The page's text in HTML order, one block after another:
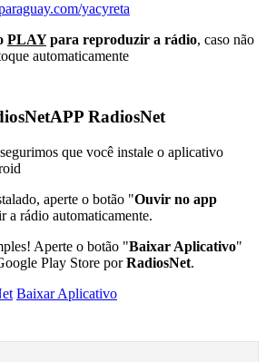
yacyreta
PLAYpara reproduzir a rádio, caso não
automaticamente
APP RadiosNet
que você instale o aplicativo
aperte o botão "Ouvir no app
a rádio automaticamente.
Aperte o botão "Baixar Aplicativo"
Play Store porRadiosNet.
Baixar Aplicativo